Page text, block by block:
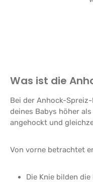
Was ist die
Bei der Anhock-
deines Babys höher
angehockt und
Von vorne betrachtet
Die Knie bilden